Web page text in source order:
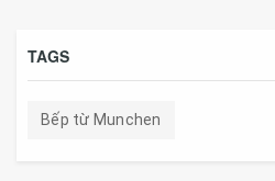
TAGS
Bếp từ Munchen